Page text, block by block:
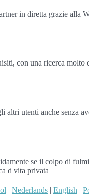
in diretta grazie alla
con una ricerca molto
altri utenti anche senza
se il colpo di
d vita privata
| Nederlands | English |